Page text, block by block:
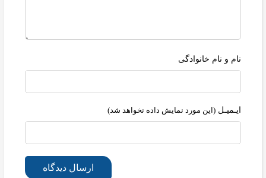
نام و نام خانوادگی
ایـمیـل (این مورد نمایش داده نخواهد شد)
ارسال دیدگاه